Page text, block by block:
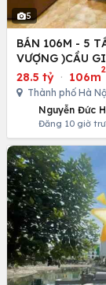
5
BÁN 106M - 5
VƯỢNG )CẦU
28.5 tỷ · 106m
2
Thành phố Hà
Nguyễn Đức
Đăng 10 giờ